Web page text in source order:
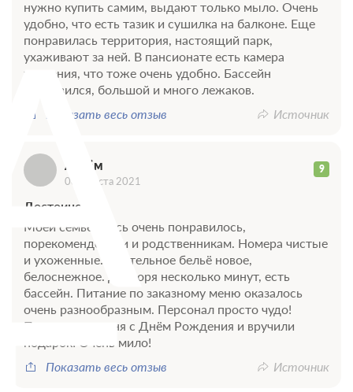
нужно купить самим, выдают только мыло. Очень
удобно, что есть тазик и сушилка на балконе. Еще
понравилась территория, настоящий парк,
ухаживают за ней. В пансионате есть камера
хранения, что тоже очень удобно. Бассейн
понравился, большой и много лежаков.
Показать весь отзыв
Источник
Артём 9
08 августа 2021
Достоинства
Моей семье здесь очень понравилось,
порекомендовали и родственникам. Номера чистые
и ухоженные. Постельное бельё новое,
белоснежное. До моря несколько минут, есть
бассейн. Питание по заказному меню оказалось
очень разнообразным. Персонал просто чудо!
Поздравили меня с Днём Рождения и вручили
подарок! Очень мило!
Показать весь отзыв
Источник